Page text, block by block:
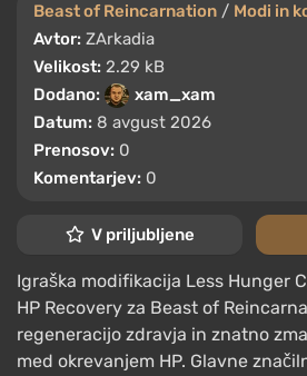
Beast of Reincarnation / Modi in
Avtor: ZArkadia
Velikost: 2.29 kB
Dodano:
xam_xam
Datum: 8 avgust 2026
Prenosov: 0
Komentarjev: 0
V priljubljene
Igraška modifikacija Less Hunger
HP Recovery za Beast of
regeneracijo zdravja in znatno
med okrevanjem HP. Glavne